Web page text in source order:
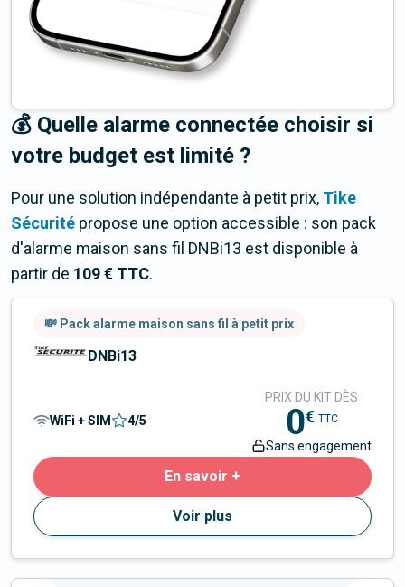
💰 Quelle alarme connectée choisir si
votre budget est limité ?
Pour une solution indépendante à petit prix, Tike
Sécurité propose une option accessible : son pack
d'alarme maison sans fil DNBi13 est disponible à
partir de 109 € TTC.
DNBi13
💸 Pack alarme maison sans fil à petit prix
WiFi + SIM 4/5
En savoir +
Voir plus
PRIX DU KIT DÈS
0€ TTC
Sans engagement